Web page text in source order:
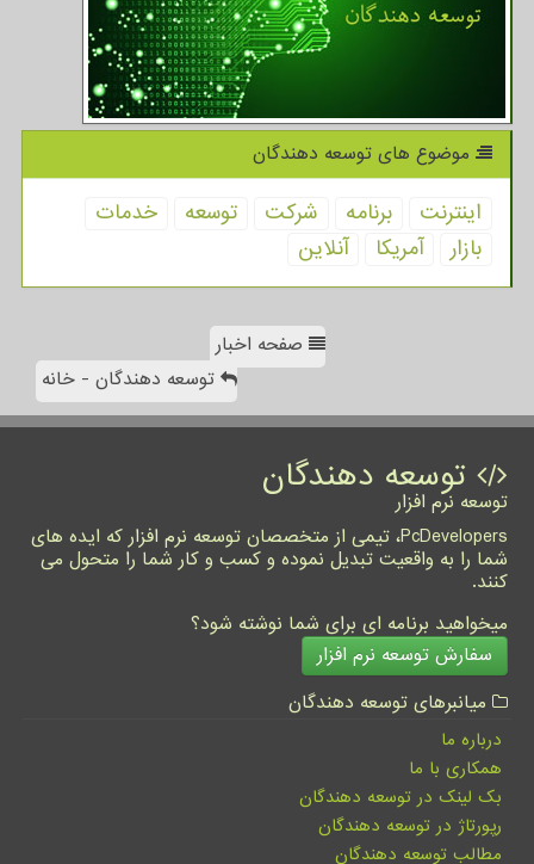
موضوع های توسعه دهندگان
اینترنت برنامه شركت توسعه
خدمات
بازار
آمریكا آنلاین
صفحه اخبار
توسعه دهندگان - خانه
توسعه دهندگان
توسعه نرم افزار
PcDevelopers، تیمی از متخصصان توسعه نرم افزار که ایده های
شما را به واقعیت تبدیل نموده و کسب و کار شما را متحول می
کنند.
میخواهید برنامه ای برای شما نوشته شود؟
سفارش توسعه نرم افزار
میانبرهای توسعه دهندگان
درباره ما
همکاری با ما
بک لینک در توسعه دهندگان
رپورتاژ در توسعه دهندگان
مطالب توسعه دهندگان